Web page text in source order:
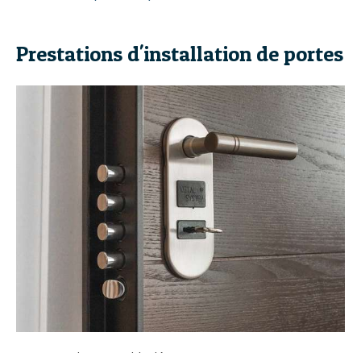
Prestations d'installation de portes